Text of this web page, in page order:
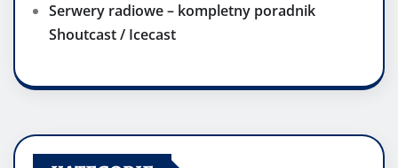
Serwery radiowe – kompletny poradnik
Shoutcast / Icecast